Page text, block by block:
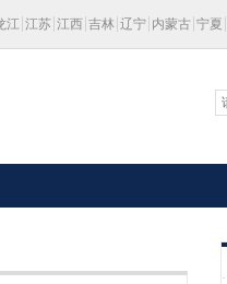
江 江苏 江西 吉林 辽宁 内蒙古 宁夏